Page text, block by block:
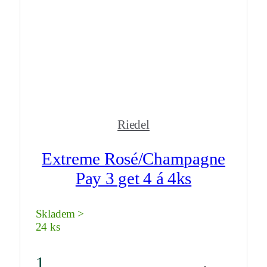
Riedel
Extreme Rosé/Champagne
Pay 3 get 4 á 4ks
Skladem >
24 ks
1